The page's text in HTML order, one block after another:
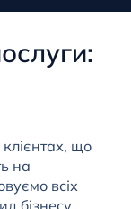
що
на
всіх